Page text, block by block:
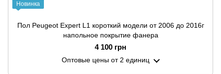
Новинка
Пол Peugeot Expert L1 короткий модели от 2006 до 2016г
напольное покрытие фанера
4 100 грн
Оптовые ценыот 2 единиц